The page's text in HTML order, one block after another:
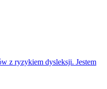
z ryzykiem dysleksji. Jestem